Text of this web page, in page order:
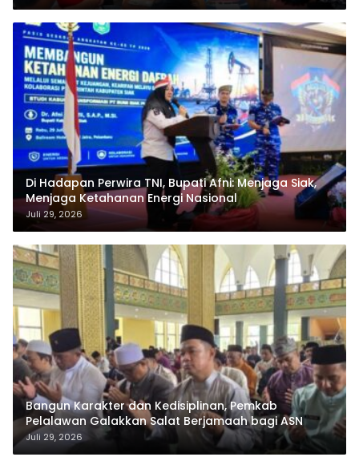
Di Hadapan Perwira TNI, Bupati Afni: Menjaga Siak,
Menjaga Ketahanan Energi Nasional
Juli 29, 2026
Bangun Karakter dan Kedisiplinan, Pemkab
Pelalawan Galakkan Salat Berjamaah bagi ASN
Juli 29, 2026